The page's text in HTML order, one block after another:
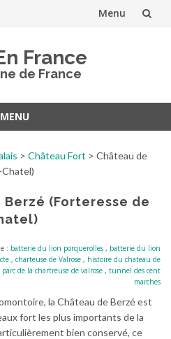
Menu
France
de France
MENU
> Château Fort > Château de
Berzé (Forteresse de
: batterie du lion porquerolles , batterie du lion
, charteuse de Valrose , histoire du chateau de
parc de la chartreuse de valrose , tunnel des cent
marches
la Château de Berzé est
fort les plus importants de la
bien conservé, ce